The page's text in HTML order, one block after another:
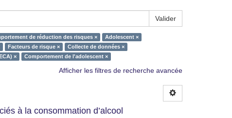
Valider
de réduction des risques ×
Adolescent ×
Facteurs de risque ×
Collecte de données ×
×
Comportement de l'adolescent ×
Afficher les filtres de recherche avancée
à la consommation d’alcool